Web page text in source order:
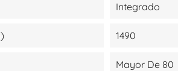
Integrado
1490
Mayor De 80